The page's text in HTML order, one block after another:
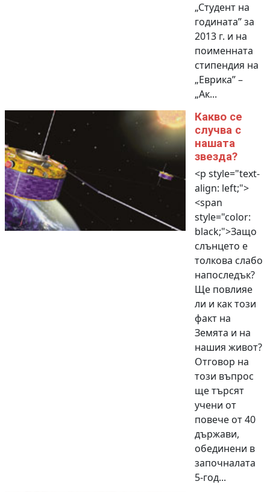
„Студент на
годината” за
2013 г. и на
поименната
стипендия на
„Еврика” –
„Ак...
Какво се
случва с
нашата
звезда?
<p style="text-
align: left;">
<span
style="color:
black;">Защо
слънцето е
толкова слабо
напоследък?
Ще повлияе
ли и как този
факт на
Земята и на
нашия живот?
Отговор на
този въпрос
ще търсят
учени от
повече от 40
държави,
обединени в
започналата
5-год...